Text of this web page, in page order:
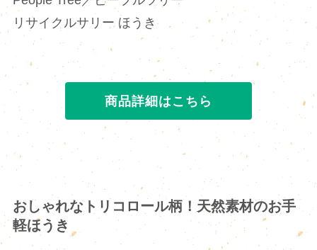
リサイクルサリー ほうき
商品詳細はこちら
おしゃれなトリコロール柄！天然素材のお手
軽ほうき